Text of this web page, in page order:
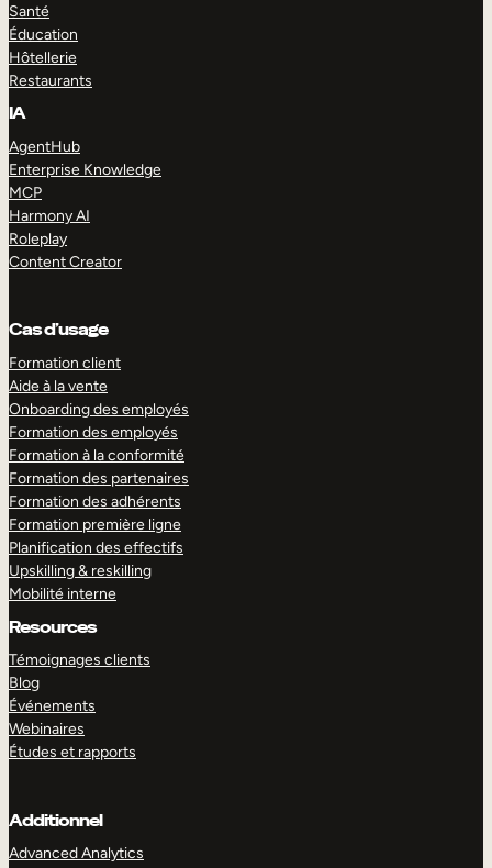
Santé
Éducation
Hôtellerie
Restaurants
IA
AgentHub
Enterprise Knowledge
MCP
Harmony AI
Roleplay
Content Creator
Cas d’usage
Formation client
Aide à la vente
Onboarding des employés
Formation des employés
Formation à la conformité
Formation des partenaires
Formation des adhérents
Formation première ligne
Planification des effectifs
Upskilling & reskilling
Mobilité interne
Resources
Témoignages clients
Blog
Événements
Webinaires
Études et rapports
Additionnel
Advanced Analytics